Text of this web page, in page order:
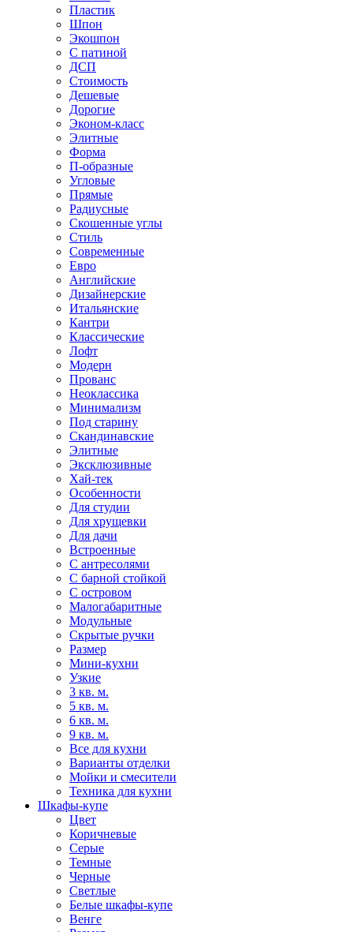
Пластик
Шпон
Экошпон
С патиной
ДСП
Стоимость
Дешевые
Дорогие
Эконом-класс
Элитные
Форма
П-образные
Угловые
Прямые
Радиусные
Скошенные углы
Стиль
Современные
Евро
Английские
Дизайнерские
Итальянские
Кантри
Классические
Лофт
Модерн
Прованс
Неоклассика
Минимализм
Под старину
Скандинавские
Элитные
Эксклюзивные
Хай-тек
Особенности
Для студии
Для хрущевки
Для дачи
Встроенные
С антресолями
С барной стойкой
С островом
Малогабаритные
Модульные
Скрытые ручки
Размер
Мини-кухни
Узкие
3 кв. м.
5 кв. м.
6 кв. м.
9 кв. м.
Все для кухни
Варианты отделки
Мойки и смесители
Техника для кухни
Шкафы-купе
Цвет
Коричневые
Серые
Темные
Черные
Светлые
Белые шкафы-купе
Венге